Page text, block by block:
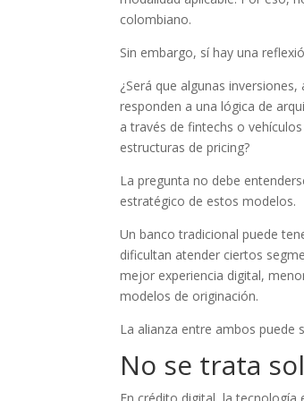
colombiano.
Sin embargo, sí hay una
¿Será que algunas
responden a una lógica de
a través de fintechs o
estructuras de pricing?
La pregunta no debe
estratégico de estos modelos.
Un banco tradicional puede
dificultan atender ciertos
mejor experiencia digital,
modelos de originación.
La alianza entre ambos puede
No se trata